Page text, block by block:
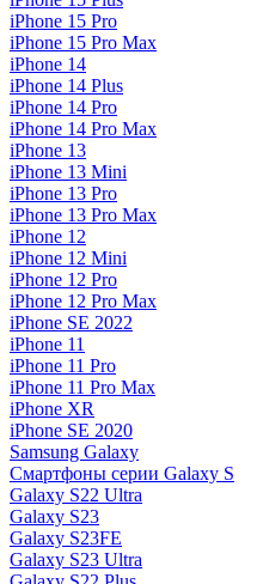
iPhone 15 Pro
iPhone 15 Pro Max
iPhone 14
iPhone 14 Plus
iPhone 14 Pro
iPhone 14 Pro Max
iPhone 13
iPhone 13 Mini
iPhone 13 Pro
iPhone 13 Pro Max
iPhone 12
iPhone 12 Mini
iPhone 12 Pro
iPhone 12 Pro Max
iPhone SE 2022
iPhone 11
iPhone 11 Pro
iPhone 11 Pro Max
iPhone XR
iPhone SE 2020
Samsung Galaxy
Смартфоны серии Galaxy S
Galaxy S22 Ultra
Galaxy S23
Galaxy S23FE
Galaxy S23 Ultra